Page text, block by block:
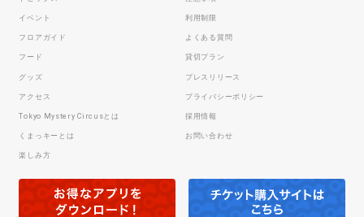
イベント
フロアガイド
フード
グッズ
アクセス
Tokyo Mystery Circusとは
くまっキーとは
楽しみ方
利用制限
よくある質問
貸切プラン
プレスリリース
プライバシーポリシー
採用情報
お問い合わせ